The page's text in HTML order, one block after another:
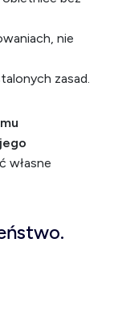
nie
zasad.
własne